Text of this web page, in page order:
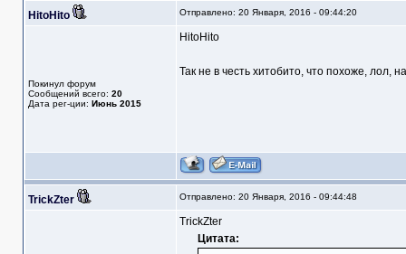
HitoHito Отправлено: 20 Января, 2016 - 09:44:20
Покинул форум
Сообщений всего: 20
Дата рег-ции: Июнь 2015
HitoHito
Так не в честь хитобито, что похоже, лол,
TrickZter Отправлено: 20 Января, 2016 - 09:44:48
TrickZter
Цитата: